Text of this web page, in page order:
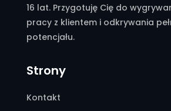
16 lat. Przygotuję Cię do
pracy z klientem i odkrywania
potencjału.
Strony
Kontakt